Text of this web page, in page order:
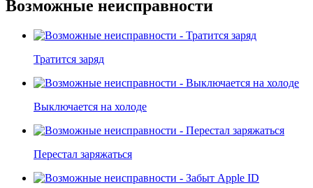
Возможные неисправности
Тратится заряд
Выключается на холоде
Перестал заряжаться